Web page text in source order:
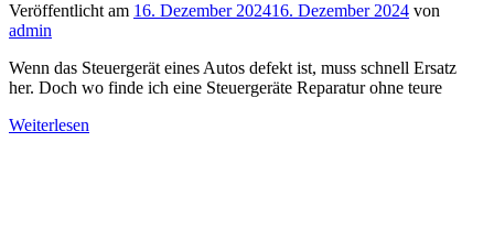
Veröffentlicht am 16. Dezember 202416. Dezember 2024 von
admin
Wenn das Steuergerät eines Autos defekt ist, muss schnell Ersatz
her. Doch wo finde ich eine Steuergeräte Reparatur ohne teure
Weiterlesen